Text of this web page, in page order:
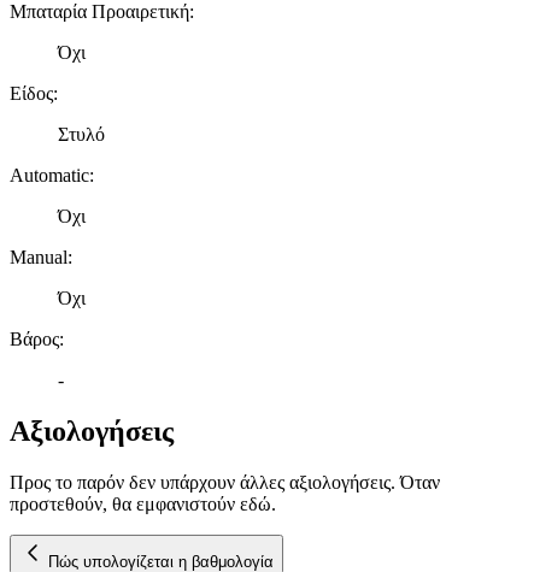
διαφημίσεων και περιεχομένου, τις μετρήσεις σχετικά με
διαφημίσεις και περιεχόμενο, την καλύτερη εικόνα του κοινού
πληροφορίες σχετικά με την από μέρους σας χρήση της
δικτύωσης, διαφημίσεων και ανάλυσης.
Μπαταρία Προαιρετική:
Όχι
Είδος:
Στυλό
Automatic:
Όχι
Manual:
Όχι
Βάρος:
-
Αξιολογήσεις
Προς το παρόν δεν υπάρχουν άλλες αξιολογήσεις. Όταν
προστεθούν, θα εμφανιστούν εδώ.
Πώς υπολογίζεται η βαθμολογία